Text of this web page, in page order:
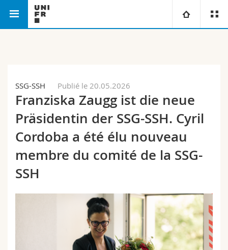
Campus
Recherche
Université
Formation continue
Théologie
Droit
Sciences économiques et sociales et management
Lettres et sciences humaines
Sciences de l'éducation et de la formation
Sciences et médecine
Vous êtes
Futurs étudiants
Etudiants
Médias
Ressources
Annuaire du personnel
Plan d'accès
SSG-SSH Publié le 20.05.2026
Franziska Zaugg ist die neue
Präsidentin der SSG-SSH. Cyril
Cordoba a été élu nouveau
membre du comité de la SSG-
SSH